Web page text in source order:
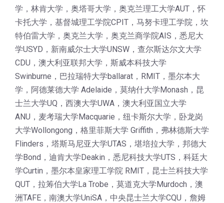
学，林肯大学，奥塔哥大学，奥克兰理工大学AUT，怀
卡托大学，基督城理工学院CPIT，马努卡理工学院，坎
特伯雷大学，奥克兰大学，奥克兰商学院AIS，悉尼大
学USYD，新南威尔士大学UNSW，查尔斯达尔文大学
CDU，澳大利亚联邦大学，斯威本科技大学
Swinburne，巴拉瑞特大学ballarat，RMIT，墨尔本大
学，阿德莱德大学 Adelaide，莫纳什大学Monash，昆
士兰大学UQ，西澳大学UWA，澳大利亚国立大学
ANU，麦考瑞大学Macquarie，纽卡斯尔大学，卧龙岗
大学Wollongong，格里菲斯大学 Griffith，弗林德斯大学
Flinders，塔斯马尼亚大学UTAS，堪培拉大学，邦德大
学Bond，迪肯大学Deakin，悉尼科技大学UTS，科廷大
学Curtin，墨尔本皇家理工学院 RMIT，昆士兰科技大学
QUT，拉筹伯大学La Trobe，莫道克大学Murdoch，澳
洲TAFE，南澳大学UniSA，中央昆士兰大学CQU，詹姆